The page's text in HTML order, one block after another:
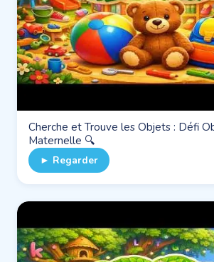
Cherche et Trouve les Objets : Défi
Maternelle 🔍
► Regarder